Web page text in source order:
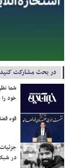
در بحث مشارکت کنید
شما
خود را
قوه
در